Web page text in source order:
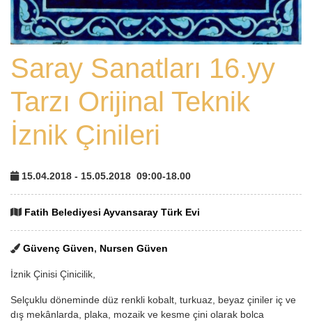
Saray Sanatları 16.yy
Tarzı Orijinal Teknik
İznik Çinileri
15.04.2018 - 15.05.2018 09:00-18.00
Fatih Belediyesi Ayvansaray Türk Evi
Güvenç Güven, Nursen Güven
İznik Çinisi Çinicilik,
Selçuklu döneminde düz renkli kobalt, turkuaz, beyaz çiniler iç ve
dış mekânlarda, plaka, mozaik ve kesme çini olarak bolca